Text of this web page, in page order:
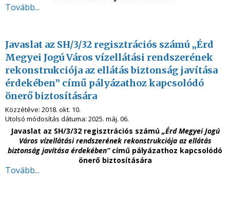
Tovább...
Javaslat az SH/3/32 regisztrációs számú „Érd
Megyei Jogú Város vízellátási rendszerének
rekonstrukciója az ellátás biztonság javítása
érdekében” című pályázathoz kapcsolódó
önerő biztosítására
Közzétéve: 2018. okt. 10.
Utolsó módosítás dátuma: 2025. máj. 06.
Javaslat az SH/3/32 regisztrációs számú „Érd Megyei Jogú
Város vízellátási rendszerének rekonstrukciója az ellátás
biztonság javítása érdekében”című pályázathoz kapcsolódó
önerő biztosítására
Tovább...